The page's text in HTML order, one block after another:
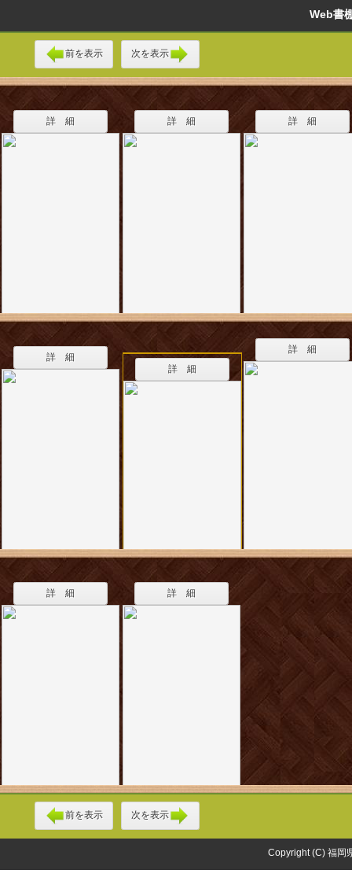
Web
前を表示 次を表示
詳 細 詳 細 詳 細
詳 細
詳 細
詳 細
詳 細 詳 細
前を表示 次を表示
Copyright (C) 福岡